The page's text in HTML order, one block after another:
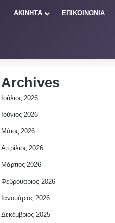
ΑΚΙΝΗΤΑ ΕΠΙΚΟΙΝΩΝΙΑ
Archives
Ιούλιος 2026
Ιούνιος 2026
Μάιος 2026
Απρίλιος 2026
Μάρτιος 2026
Φεβρουάριος 2026
Ιανουάριος 2026
Δεκέμβριος 2025